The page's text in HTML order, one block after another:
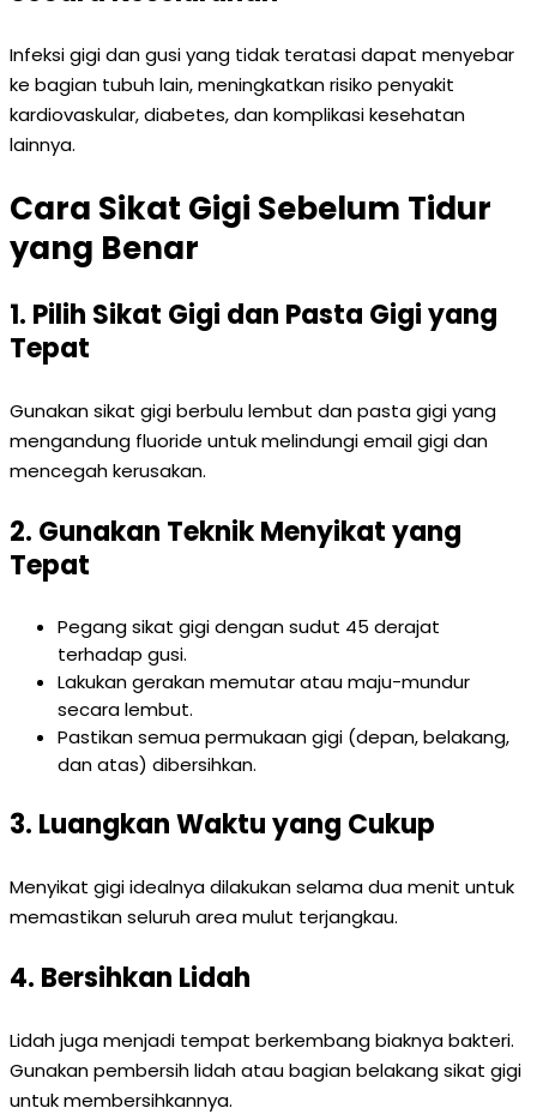
Infeksi gigi dan gusi yang tidak teratasi dapat menyebar
ke bagian tubuh lain, meningkatkan risiko penyakit
kardiovaskular, diabetes, dan komplikasi kesehatan
lainnya.
Cara Sikat Gigi Sebelum Tidur
yang Benar
1. Pilih Sikat Gigi dan Pasta Gigi yang
Tepat
Gunakan sikat gigi berbulu lembut dan pasta gigi yang
mengandung fluoride untuk melindungi email gigi dan
mencegah kerusakan.
2. Gunakan Teknik Menyikat yang
Tepat
Pegang sikat gigi dengan sudut 45 derajat
terhadap gusi.
Lakukan gerakan memutar atau maju-mundur
secara lembut.
Pastikan semua permukaan gigi (depan, belakang,
dan atas) dibersihkan.
3. Luangkan Waktu yang Cukup
Menyikat gigi idealnya dilakukan selama dua menit untuk
memastikan seluruh area mulut terjangkau.
4. Bersihkan Lidah
Lidah juga menjadi tempat berkembang biaknya bakteri.
Gunakan pembersih lidah atau bagian belakang sikat gigi
untuk membersihkannya.